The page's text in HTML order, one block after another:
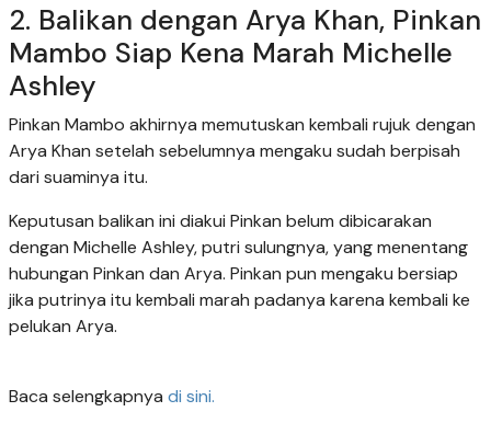
2. Balikan dengan Arya Khan, Pinkan
Mambo Siap Kena Marah Michelle
Ashley
Pinkan Mambo akhirnya memutuskan kembali rujuk dengan
Arya Khan setelah sebelumnya mengaku sudah berpisah
dari suaminya itu.
Keputusan balikan ini diakui Pinkan belum dibicarakan
dengan Michelle Ashley, putri sulungnya, yang menentang
hubungan Pinkan dan Arya. Pinkan pun mengaku bersiap
jika putrinya itu kembali marah padanya karena kembali ke
pelukan Arya.
Baca selengkapnya di sini.